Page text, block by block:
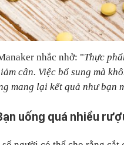
nhắc nhở: "Thực
cân. Việc bổ sung mà
mang lại kết quả như bạn
uống quá nhiều